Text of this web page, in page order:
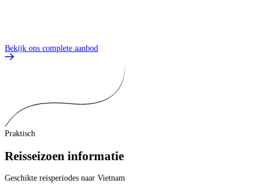
Bekijk ons complete aanbod
Praktisch
Reisseizoen informatie
Geschikte reisperiodes naar Vietnam